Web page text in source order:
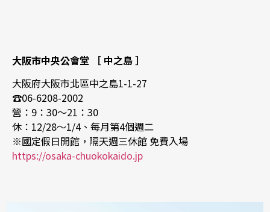
大阪市中央公會堂 ［ 中之島 ］
大阪府大阪市北區中之島1-1-27
☎06-6208-2002
營：9：30～21：30
休：12/28～1/4、每月第4個週二
※國定假日開館，隔天週三休館 免費入場
https://osaka-chuokokaido.jp